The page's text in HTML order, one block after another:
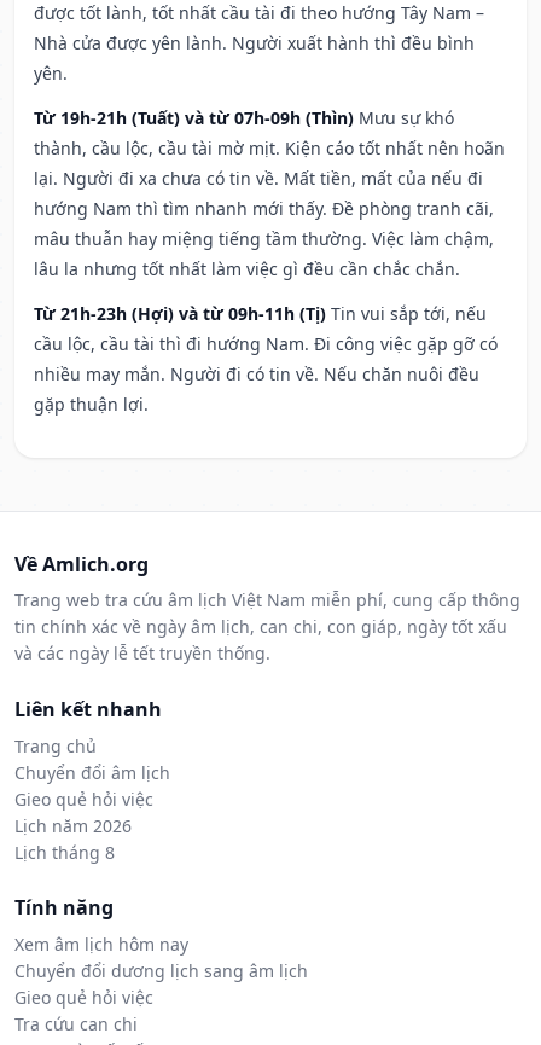
được tốt lành, tốt nhất cầu tài đi theo hướng Tây Nam –
Nhà cửa được yên lành. Người xuất hành thì đều bình
yên.
Từ 19h-21h (Tuất) và từ 07h-09h (Thìn) Mưu sự khó
thành, cầu lộc, cầu tài mờ mịt. Kiện cáo tốt nhất nên hoãn
lại. Người đi xa chưa có tin về. Mất tiền, mất của nếu đi
hướng Nam thì tìm nhanh mới thấy. Đề phòng tranh cãi,
mâu thuẫn hay miệng tiếng tầm thường. Việc làm chậm,
lâu la nhưng tốt nhất làm việc gì đều cần chắc chắn.
Từ 21h-23h (Hợi) và từ 09h-11h (Tị) Tin vui sắp tới, nếu
cầu lộc, cầu tài thì đi hướng Nam. Đi công việc gặp gỡ có
nhiều may mắn. Người đi có tin về. Nếu chăn nuôi đều
gặp thuận lợi.
Về Amlich.org
Trang web tra cứu âm lịch Việt Nam miễn phí, cung cấp thông
tin chính xác về ngày âm lịch, can chi, con giáp, ngày tốt xấu
và các ngày lễ tết truyền thống.
Liên kết nhanh
Trang chủ
Chuyển đổi âm lịch
Gieo quẻ hỏi việc
Lịch năm 2026
Lịch tháng 8
Tính năng
Xem âm lịch hôm nay
Chuyển đổi dương lịch sang âm lịch
Gieo quẻ hỏi việc
Tra cứu can chi